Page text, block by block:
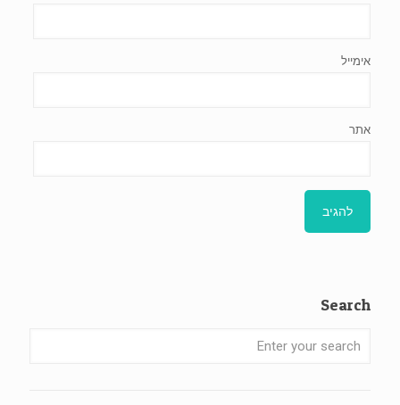
אימייל
אתר
Search
your